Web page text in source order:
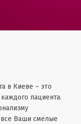
в Киеве – это
пациента.
все Ваши смелые